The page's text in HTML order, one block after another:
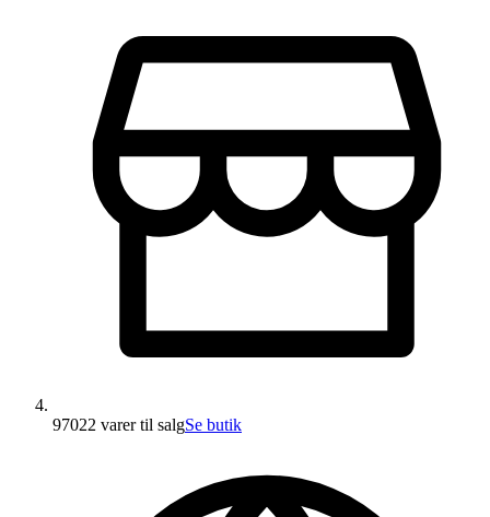
97022 varertil salgSe butik